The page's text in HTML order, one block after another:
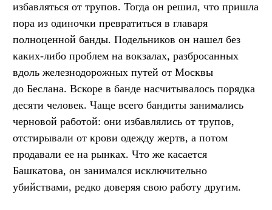
избавляться от трупов. Тогда он решил, что пришла
пора из одиночки превратиться в главаря
полноценной банды. Подельников он нашел без
каких-либо проблем на вокзалах, разбросанных
вдоль железнодорожных путей от Москвы
до Беслана. Вскоре в банде насчитывалось порядка
десяти человек. Чаще всего бандиты занимались
черновой работой: они избавлялись от трупов,
отстирывали от крови одежду жертв, а потом
продавали ее на рынках. Что же касается
Башкатова, он занимался исключительно
убийствами, редко доверяя свою работу другим.